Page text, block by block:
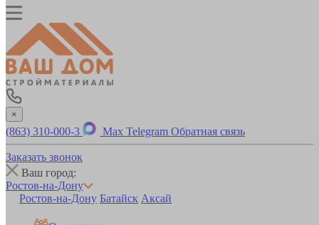
×
(863) 310-000-3 Max Telegram Обратная связь
Заказать звонок
Ваш город:
Ростов-на-Дону
Ростов-на-Дону Батайск Аксай